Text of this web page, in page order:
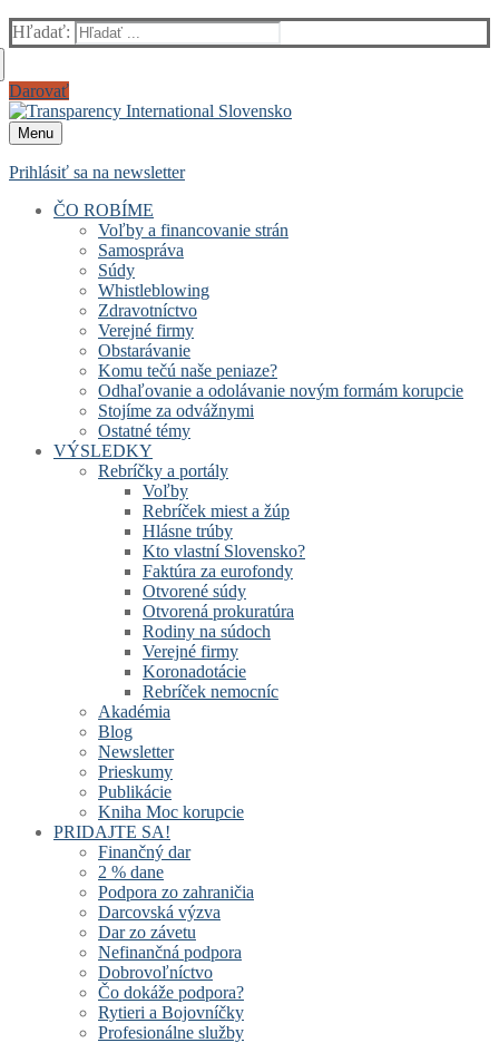
Hľadať:
Darovať
Menu
Prihlásiť sa na newsletter
ČO ROBÍME
Voľby a financovanie strán
Samospráva
Súdy
Whistleblowing
Zdravotníctvo
Verejné firmy
Obstarávanie
Komu tečú naše peniaze?
Odhaľovanie a odolávanie novým formám korupcie
Stojíme za odvážnymi
Ostatné témy
VÝSLEDKY
Rebríčky a portály
Voľby
Rebríček miest a žúp
Hlásne trúby
Kto vlastní Slovensko?
Faktúra za eurofondy
Otvorené súdy
Otvorená prokuratúra
Rodiny na súdoch
Verejné firmy
Koronadotácie
Rebríček nemocníc
Akadémia
Blog
Newsletter
Prieskumy
Publikácie
Kniha Moc korupcie
PRIDAJTE SA!
Finančný dar
2 % dane
Podpora zo zahraničia
Darcovská výzva
Dar zo závetu
Nefinančná podpora
Dobrovoľníctvo
Čo dokáže podpora?
Rytieri a Bojovníčky
Profesionálne služby